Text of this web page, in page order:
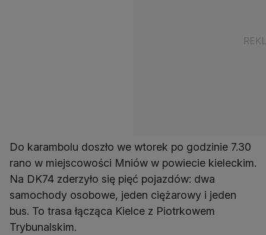
Do karambolu doszło we wtorek po godzinie 7.30
rano w miejscowości Mniów w powiecie kieleckim.
Na DK74 zderzyło się pięć pojazdów: dwa
samochody osobowe, jeden ciężarowy i jeden
bus. To trasa łącząca Kielce z Piotrkowem
Trybunalskim.